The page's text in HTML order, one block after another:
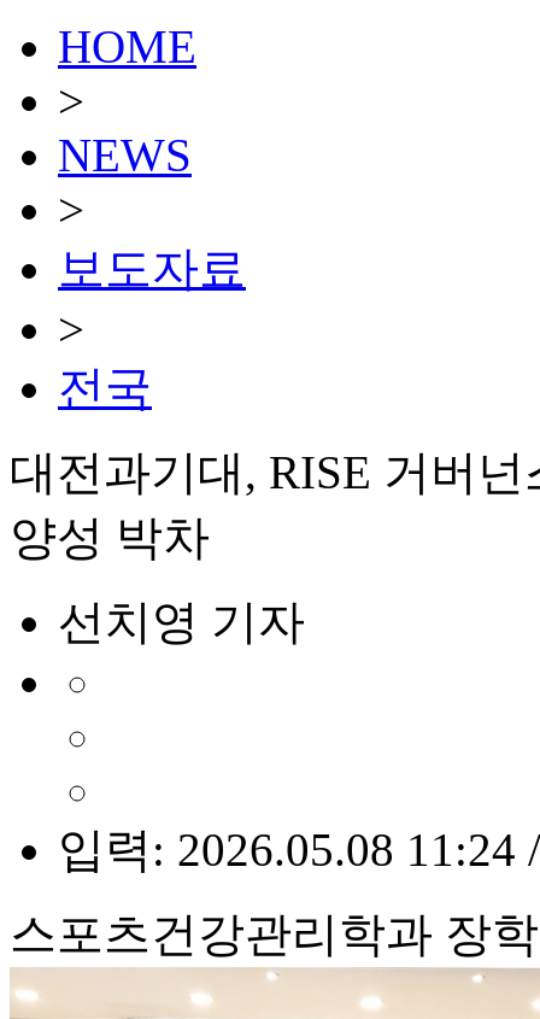
HOME
>
NEWS
>
보도자료
>
전국
대전과기대, RISE 거버
양성 박차
선치영 기자
입력: 2026.05.08 11:24
스포츠건강관리학과 장